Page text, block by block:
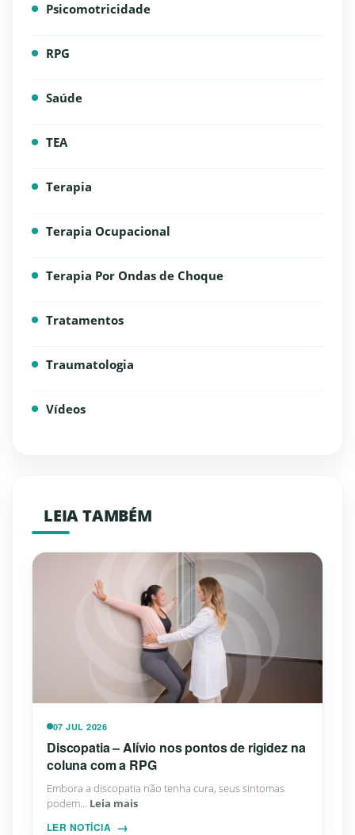
Psicomotricidade
RPG
Saúde
TEA
Terapia
Terapia Ocupacional
Terapia Por Ondas de Choque
Tratamentos
Traumatologia
Vídeos
LEIA TAMBÉM
07 JUL 2026
Discopatia – Alívio nos pontos de rigidez na
coluna com a RPG
Embora a discopatia não tenha cura, seus sintomas
podem... Leia mais
LER NOTÍCIA